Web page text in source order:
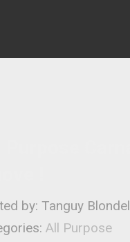
by: Tanguy Blondel
All Purpose